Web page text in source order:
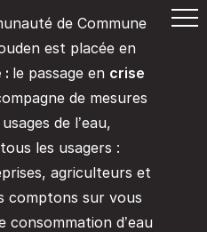
de Commune
est placée en
: le passage en crise
de mesures
de l’eau,
les usagers :
agriculteurs et
comptons sur vous
d’eau